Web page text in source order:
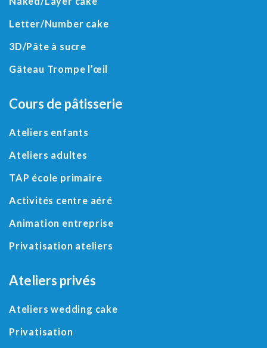
Letter/Number cake
3D/Pâte à sucre
Gâteau Trompe l’œil
Cours de pâtisserie
Ateliers enfants
Ateliers adultes
TAP école primaire
Activités centre aéré
Animation entreprise
Privatisation ateliers
Ateliers privés
Ateliers wedding cake
Privatisation